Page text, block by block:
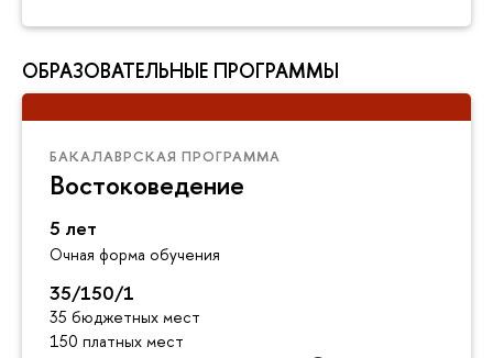
ОБРАЗОВАТЕЛЬНЫЕ ПРОГРАММЫ
БАКАЛАВРСКАЯ ПРОГРАММА
Востоковедение
5 лет
Очная форма обучения
35/150/1
35 бюджетных мест
150 платных мест